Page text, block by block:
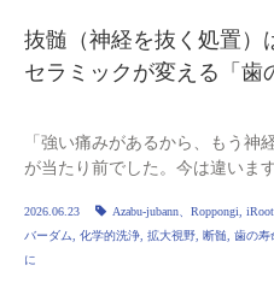
抜髄（神経を抜く処置）
セラミックが変える「歯
「強い痛みがあるから、もう
が当たり前でした。今は違いま
2026.06.23 Azabu-jubann、Roppongi
バーダム
化学的洗浄 拡大視野 断髄 歯の寿
に